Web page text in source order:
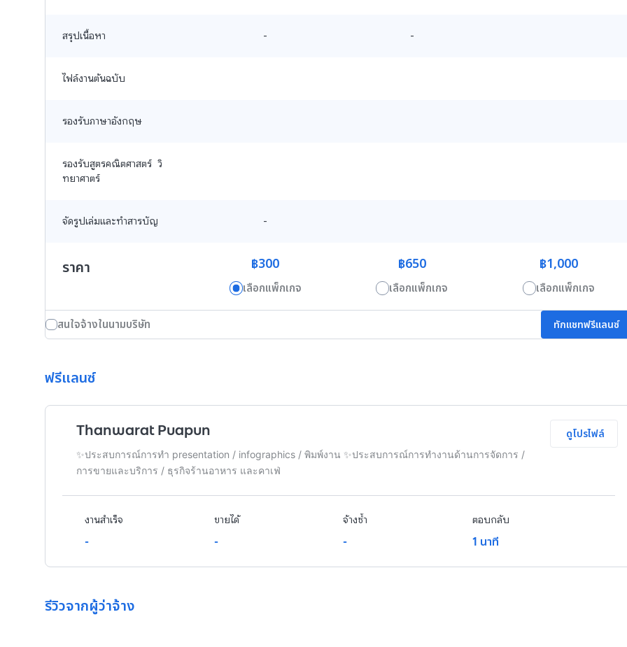
สรุปเนื้อหา - -
ไฟล์งานต้นฉบับ
รองรับภาษาอังกฤษ
รองรับสูตรคณิตศาสตร์  วิ
ทยาศาตร์
จัดรูปเล่มและทำสารบัญ -
ราคา ฿300
เลือกแพ็กเกจ
฿650
เลือกแพ็กเกจ
฿1,000
เลือกแพ็กเกจ
สนใจจ้างในนามบริษัท ทักแชทฟรีแลนซ์
ฟรีแลนซ์
Thanwarat Puapun
✨ประสบการณ์การทำ presentation / infographics / พิมพ์งาน ✨ประสบการณ์การทำงานด้านการจัดการ /
การขายและบริการ / ธุรกิจร้านอาหาร และคาเฟ่
ดูโปรไฟล์
งานสำเร็จ
-
ขายได้
-
จ้างซ้ำ
-
ตอบกลับ
1 นาที
รีวิวจากผู้ว่าจ้าง